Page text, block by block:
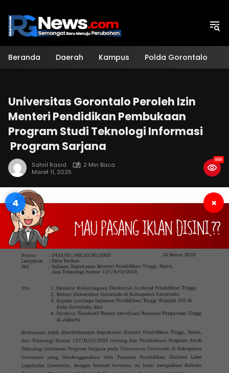
konten
Beranda Daerah Kampus Polda Gorontalo
Universitas Gorontalo Peroleh Izin
Menteri Pendidikan Pembukaan
Program Studi Teknologi Informasi
Program Sarjana
Sahril Rasid
2 Min Baca
Maret 11, 2025
888
3 ×